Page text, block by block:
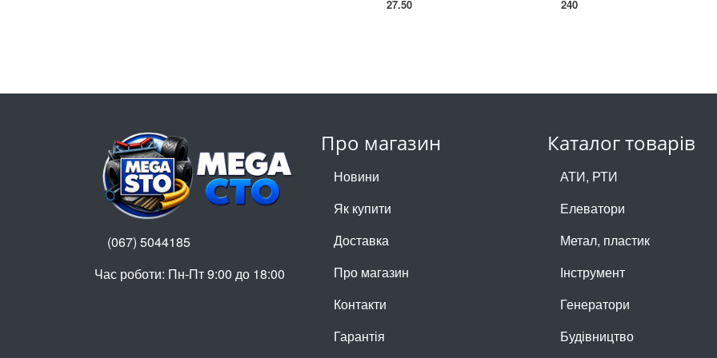
27.50
240
Про магазин
Новини
Як купити
Доставка
Про магазин
Контакти
Гарантія
Каталог товарів
АТИ, РТИ
Елеватори
Метал, пластик
Інструмент
Генератори
Будівництво
(067) 5044185
Час роботи: Пн-Пт 9:00 до 18:00